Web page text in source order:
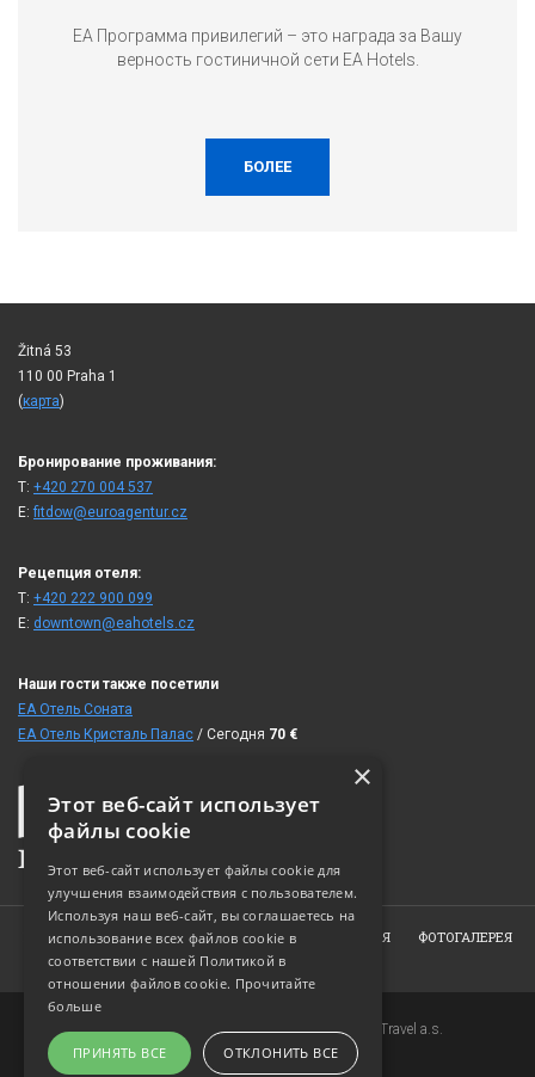
EA Программа привилегий – это награда за Вашу
верность гостиничной сети EA Hotels.
БОЛЕЕ
Žitná 53
110 00 Praha 1
(карта)
Бронирование проживания:
T: +420 270 004 537
E:fitdow@euroagentur.cz
Рецепция отеля:
T: +420 222 900 099
E: downtown@eahotels.cz
Наши гости также посетили
ЕА Отель Cоната
ЕА Отель Кристаль Палас / Сегодня 70 €
ГЛАВНАЯ ОБ ОТЕЛЕ НОМЕРА ПРЕДЛОЖЕНИЯ
ФОТОГАЛЕРЕЯ
ЗАКАЗ
КОНТАКТ
Copyright © 2007-2026 EuroAgentur Hotels&Travel a.s.
www.bezvapobyt.cz
×
Этот веб-сайт использует
файлы cookie
Этот веб-сайт использует файлы cookie для
улучшения взаимодействия с пользователем.
Используя наш веб-сайт, вы соглашаетесь на
использование всех файлов cookie в
соответствии с нашей Политикой в ​​
отношении файлов cookie. Прочитайте
больше
ПРИНЯТЬ ВСЕ ОТКЛОНИТЬ ВСЕ